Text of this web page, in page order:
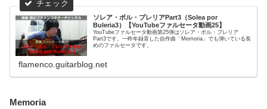
ソレア・ポル・ブレリアPart3（Solea por
Buleria3）【YouTubeファルセータ動画25】
YouTubeファルセータ動画第25弾はソレア・ポル・ブレリア
Part3です。一昨年録音した自作曲「Memoria」でも弾いている長
めのファルセータです。
flamenco.guitarblog.net
Memoria